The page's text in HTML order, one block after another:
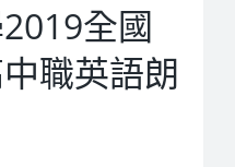
全國
職英語朗